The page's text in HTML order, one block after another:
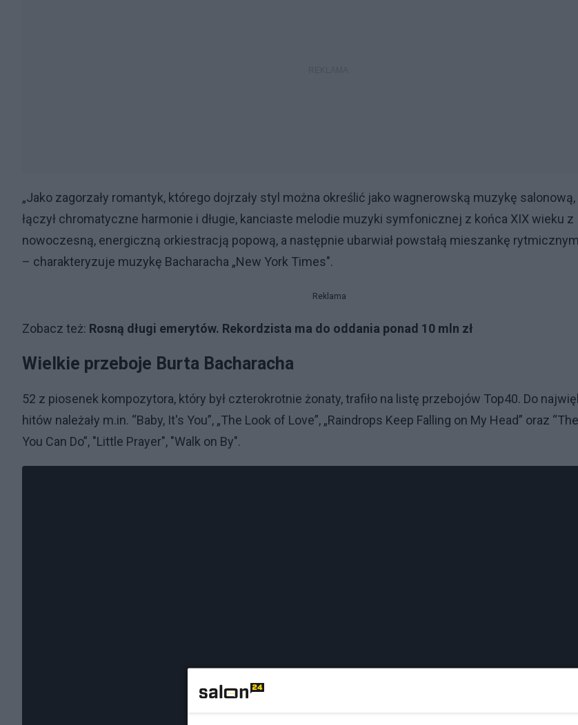
„Jako zagorzały romantyk, którego dojrzały styl można określić jako wagnerowską muzykę salonową,
łączył chromatyczne harmonie i długie, kanciaste melodie muzyki symfonicznej z końca XIX wieku z
nowoczesną, energiczną orkiestracją popową, a następnie ubarwiał powstałą mieszankę
– charakteryzuje muzykę Bacharacha „New York Times".
Reklama
Zobacz też: Rosną długi emerytów. Rekordzista ma do oddania ponad 10 mln zł
Wielkie przeboje Burta Bacharacha
52 z piosenek kompozytora, który był czterokrotnie żonaty, trafiło na listę przebojów Top40. Do
hitów należały m.in. “Baby, It's You”, „The Look of Love”, „Raindrops Keep Falling on My Head” oraz
You Can Do”, "Little Prayer", "Walk on By".